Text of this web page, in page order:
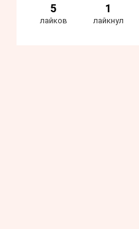
5
лайков
1
лайкнул